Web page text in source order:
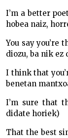
I’m a better
hobea naiz,
You say you’re
diozu, ba nik ez
I think that
benetan
I’m sure that
didate horiek)
That the best